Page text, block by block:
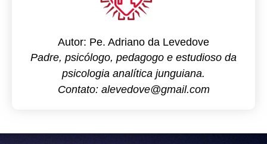
Autor: Pe. Adriano da Levedove
Padre, psicólogo, pedagogo e estudioso da
psicologia analítica junguiana.
Contato: alevedove@gmail.com